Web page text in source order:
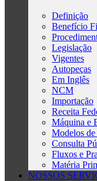
Definição
Benefício
Legislação
Vigentes
Autopeças
Em Inglês
NCM
Importação
Receita
Máquina e
Modelos
Consulta
Fluxos e
Matéria
NOSSOS